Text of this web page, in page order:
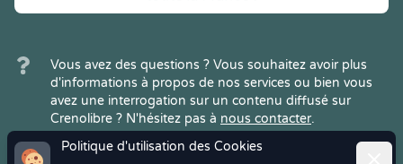
Politique d'utilisation des Cookies
Vous avez des questions ? Vous souhaitez avoir plus
d'informations à propos de nos services ou bien vous
avez une interrogation sur un contenu diffusé sur
Crenolibre ? N'hésitez pas à nous contacter.